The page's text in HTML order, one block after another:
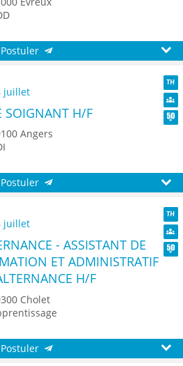
Postuler
juillet
TH
SOIGNANT H/F
Angers
Postuler
juillet
TH
- ASSISTANT DE
ET ADMINISTRATIF
H/F
Cholet
Postuler